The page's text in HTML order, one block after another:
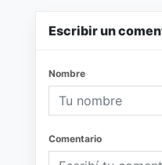
Escribir un
Nombre
Comentario